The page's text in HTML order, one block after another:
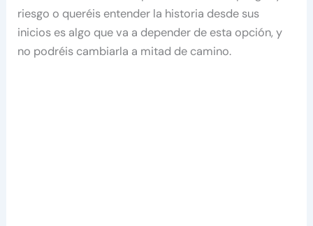
riesgo o queréis entender la historia desde sus
inicios es algo que va a depender de esta opción, y
no podréis cambiarla a mitad de camino.